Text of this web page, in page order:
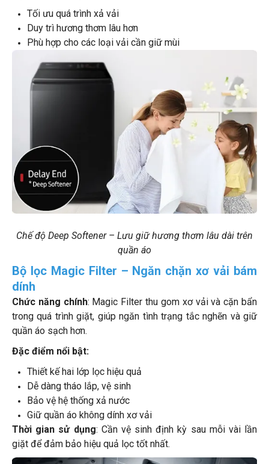
Tối ưu quá trình xả vải
Duy trì hương thơm lâu hơn
Phù hợp cho các loại vải cần giữ mùi
Chế độ Deep Softener – Lưu giữ hương thơm lâu dài trên
quần áo
Bộ lọc Magic Filter – Ngăn chặn xơ vải bám
dính
Chức năng chính: Magic Filter thu gom xơ vải và cặn bẩn
trong quá trình giặt, giúp ngăn tình trạng tắc nghẽn và giữ
quần áo sạch hơn.
Đặc điểm nổi bật:
Thiết kế hai lớp lọc hiệu quả
Dễ dàng tháo lắp, vệ sinh
Bảo vệ hệ thống xả nước
Giữ quần áo không dính xơ vải
Thời gian sử dụng: Cần vệ sinh định kỳ sau mỗi vài lần
giặt để đảm bảo hiệu quả lọc tốt nhất.